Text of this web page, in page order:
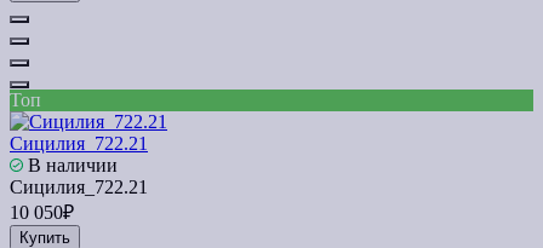
Топ
Сицилия_722.21
В наличии
Сицилия_722.21
10 050₽
Купить